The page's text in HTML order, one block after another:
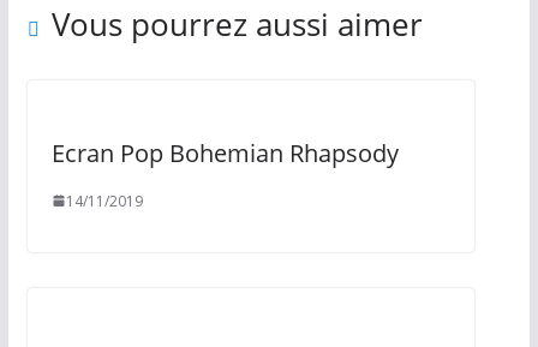
Vous pourrez aussi aimer
Ecran Pop Bohemian Rhapsody
14/11/2019